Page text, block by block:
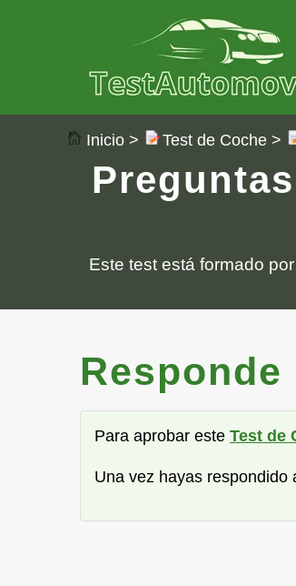
Inicio > Test de Coche >
Este test está formado por
Para aprobar este Test de
Una vez hayas respondido